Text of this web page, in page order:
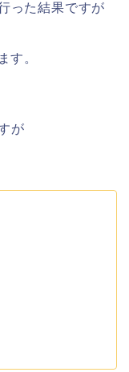
った結果ですが
す。
が